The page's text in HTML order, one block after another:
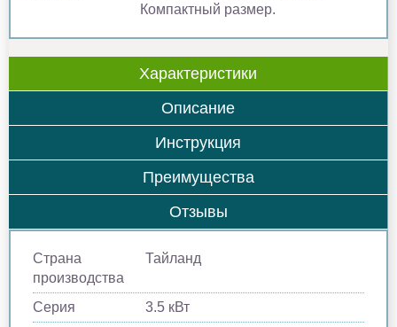
Компактный размер.
Характеристики
Описание
Инструкция
Преимущества
Отзывы
Страна
производства
Тайланд
Серия
3.5 кВт